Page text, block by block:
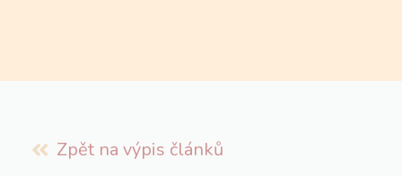
Zpět na výpis článků